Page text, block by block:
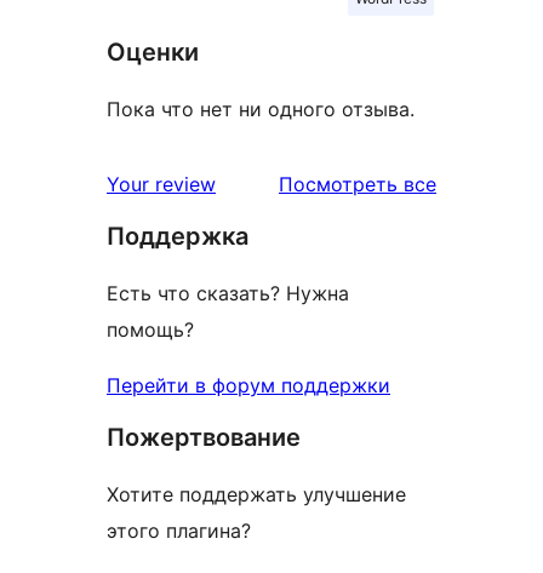
Оценки
Пока что нет ни одного отзыва.
Your review Посмотреть всеотзывы
Поддержка
Есть что сказать? Нужна
помощь?
Перейти в форум поддержки
Пожертвование
Хотите поддержать улучшение
этого плагина?